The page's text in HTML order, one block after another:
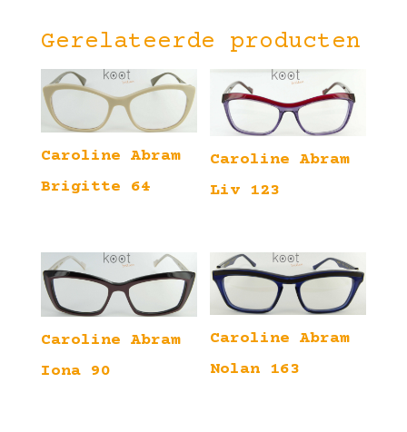
Gerelateerde producten
Caroline Abram
Brigitte 64
Caroline Abram
Liv 123
Caroline Abram
Iona 90
Caroline Abram
Nolan 163